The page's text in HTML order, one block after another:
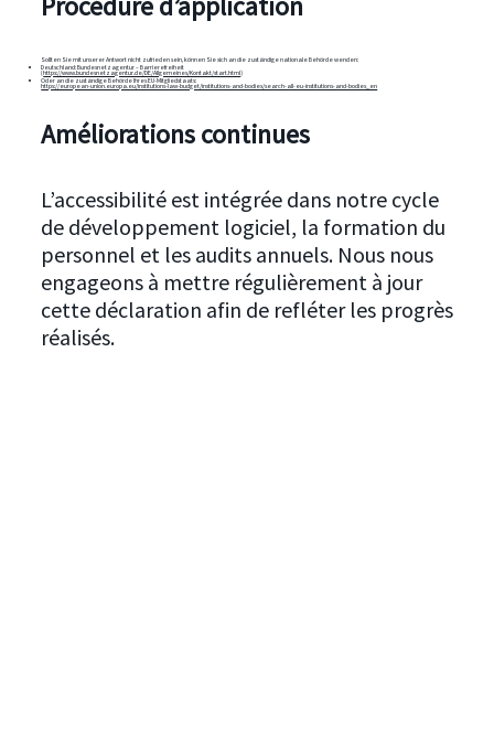
Sollten Sie mit unserer Antwort nicht zufrieden sein, können Sie sich an die zuständige nationale Behörde wenden:
Deutschland: Bundesnetzagentur – Barrierefreiheit
(https://www.bundesnetzagentur.de/DE/Allgemeines/Kontakt/start.html)
Oder an die zuständige Behörde Ihres EU-Mitgliedstaats:
https://european-union.europa.eu/institutions-law-budget/institutions-and-bodies/search-all-eu-institutions-and-bodies_en
Améliorations continues
L’accessibilité est intégrée dans notre cycle
de développement logiciel, la formation du
personnel et les audits annuels. Nous nous
engageons à mettre régulièrement à jour
cette déclaration afin de refléter les progrès
réalisés.